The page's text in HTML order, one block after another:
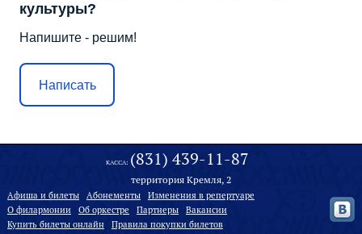
культуры?
Напишите - решим!
Написать
КАССА: (831) 439-11-87
территория Кремля, 2
Афиша и билеты Абонементы
Изменения в репертуаре
О филармонии
Oб оркестре Партнеры
Вакансии
Купить билеты онлайн
Правила покупки билетов